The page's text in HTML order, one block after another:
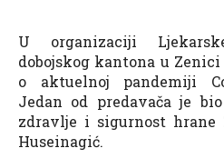
U organizaciji
dobojskog kantona u
o aktuelnoj pandemiji
Jedan od predavača je
zdravlje i sigurnost hrane
Huseinagić.